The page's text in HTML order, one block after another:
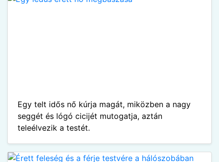
Egy telt idős nő kúrja magát, miközben a nagy
seggét és lógó cicijét mutogatja, aztán
teleélvezik a testét.